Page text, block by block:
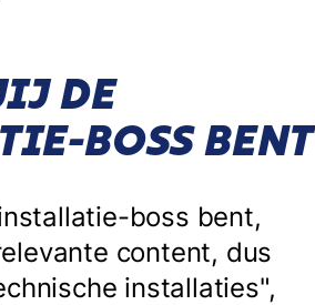
DE
BOSS BENT
boss bent,
content, dus
installaties",